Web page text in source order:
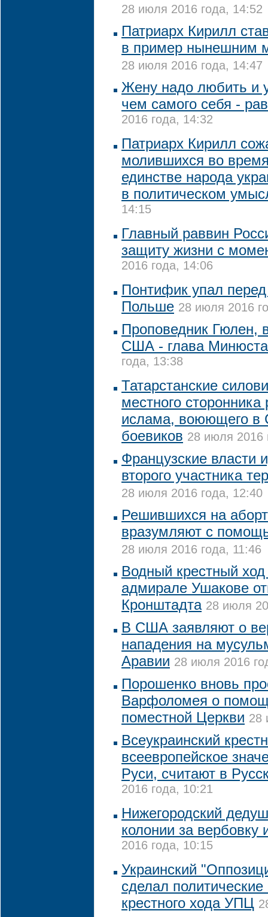
28 июля 2016 года, 14:52
Патриарх Кирилл
в пример нынешним
28 июля 2016 года, 14:47
Жену надо любить и
чем самого себя -
2016 года, 14:32
Патриарх Кирилл
молившихся во
единстве народа
в политическом
14:15
Главный раввин
защиту жизни с
2016 года, 14:06
Понтифик упал
Польше 28 июля 2016
Проповедник Гюлен,
США - глава
года, 13:38
Татарстанские
местного сторонника
ислама, воюющего в
боевиков 28 июля 2016
Французские власти
второго участника
28 июля 2016 года, 12:40
Решившихся на
вразумляют с
28 июля 2016 года, 11:46
Водный крестный
адмирале Ушакове
Кронштадта 28 июля
В США заявляют о
нападения на
Аравии 28 июля 2016
Порошенко вновь
Варфоломея о
поместной Церкви 28
Всеукраинский
всеевропейское
Руси, считают в
2016 года, 10:21
Нижегородский
колонии за вербовку
2016 года, 10:15
Украинский
сделал
крестного хода УПЦ